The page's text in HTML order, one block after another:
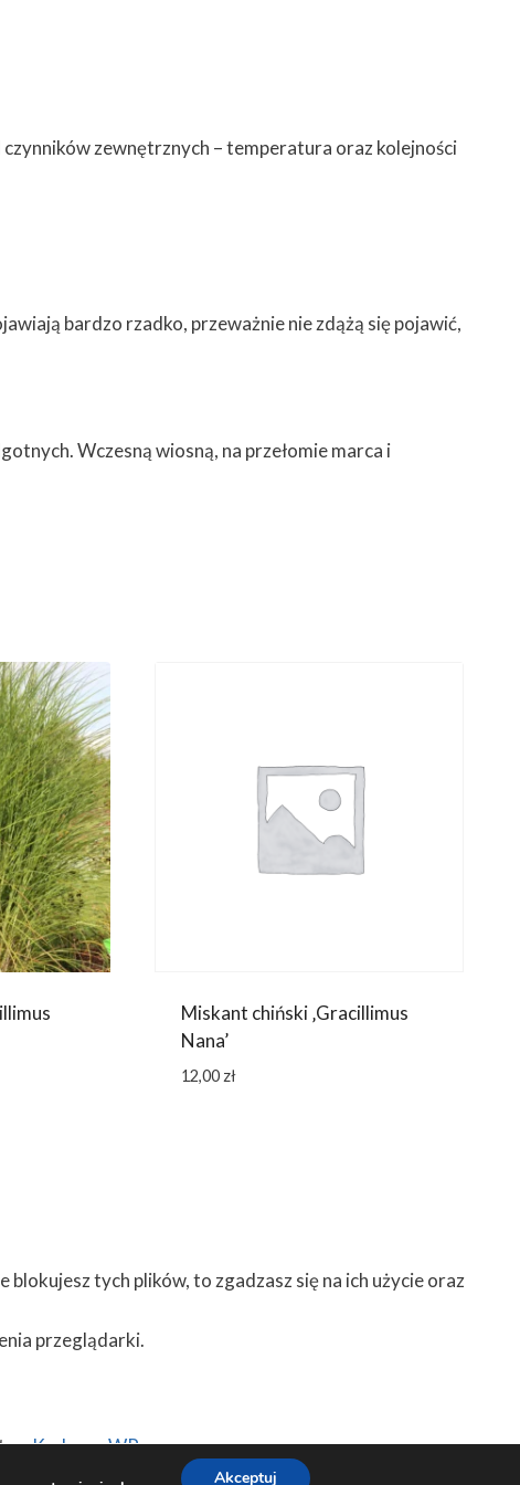
zewnętrznych – temperatura oraz kolejności
bardzo rzadko, przeważnie nie zdążą się pojawić,
Wczesną wiosną, na przełomie marca i
Miskant chiński ‚Gracillimus
Nana’
12,00 zł
tych plików, to zgadzasz się na ich użycie oraz
przeglądarki.
Kadence WP
Akceptuj